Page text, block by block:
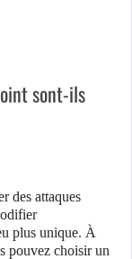
sont-ils
des attaques
plus unique. À
pouvez choisir un